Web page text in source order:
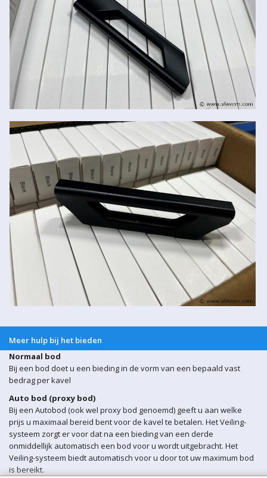
Meer hulp bij het bieden
Normaal bod
Bij een bod doet u een bieding in de vorm van een bepaald vast
bedrag per kavel
Auto bod (proxy bod)
Bij een Autobod (ook wel proxy bod genoemd) geeft u aan welke
prijs u maximaal bereid bent voor de kavel te betalen. Het Veiling-
systeem zorgt er voor dat na een bieding van een derde
onmiddellijk automatisch een bod voor u wordt uitgebracht. Het
Veiling-systeem biedt automatisch voor u door tot uw maximum bod
is bereikt.